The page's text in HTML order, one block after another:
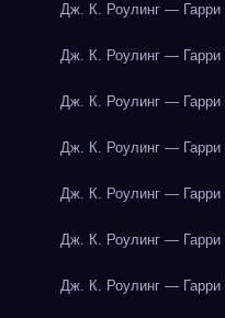
Дж. К. Роулинг — Гарри
Дж. К. Роулинг — Гарри
Дж. К. Роулинг — Гарри
Дж. К. Роулинг — Гарри
Дж. К. Роулинг — Гарри
Дж. К. Роулинг — Гарри
Дж. К. Роулинг — Гарри